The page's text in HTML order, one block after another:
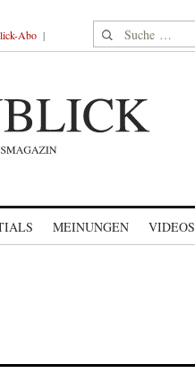
Abo Suche nach:
MEINUNGEN VIDEOS